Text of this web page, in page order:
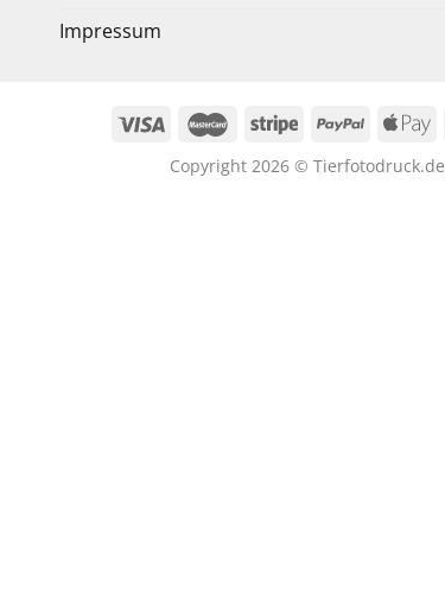
Impressum
Copyright 2026 © Tierfotodruck.de